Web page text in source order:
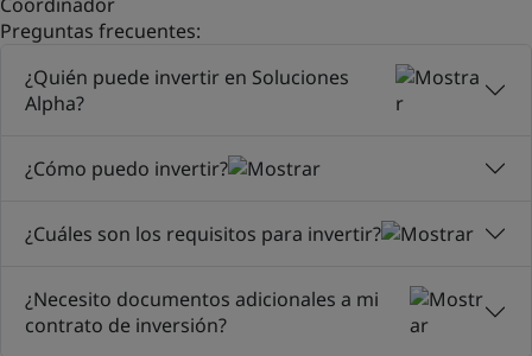
Preguntas frecuentes:
¿Quién puede invertir en Soluciones
Alpha?
¿Cómo puedo invertir?
¿Cuáles son los requisitos para invertir?
¿Necesito documentos adicionales a mi
contrato de inversión?